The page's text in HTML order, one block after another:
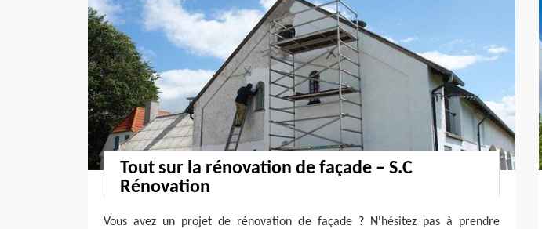
Tout sur la rénovation de façade – S.C
Rénovation
Vous avez un projet de rénovation de façade ? N'hésitez pas à prendre